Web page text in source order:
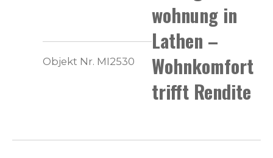
wohnung in
Lathen –
Wohnkomfort
trifft Rendite
Objekt Nr. MI2530